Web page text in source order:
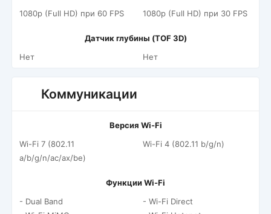
1080p (Full HD) при 60 FPS
1080p (Full HD) при 30 FPS
Датчик глубины (TOF 3D)
Нет
Нет
Коммуникации
Версия Wi-Fi
Wi-Fi 7 (802.11
a/b/g/n/ac/ax/be)
Wi-Fi 4 (802.11 b/g/n)
Функции Wi-Fi
- Dual Band
- Wi-Fi Direct